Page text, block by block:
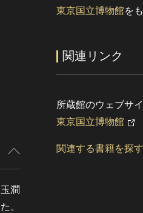
澗
。
東京国立博物館を
関連リンク
所蔵館のウェブサ
東京国立博物館
関連する書籍を探す